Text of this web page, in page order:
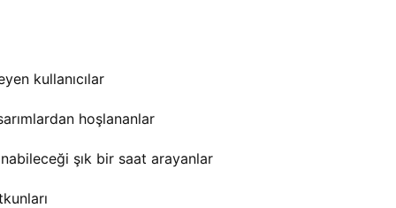
kullanıcılar
hoşlananlar
şık bir saat arayanlar